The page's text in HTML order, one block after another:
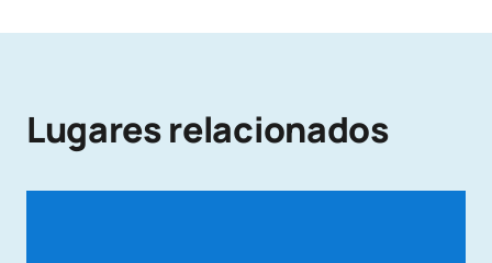
Lugares relacionados